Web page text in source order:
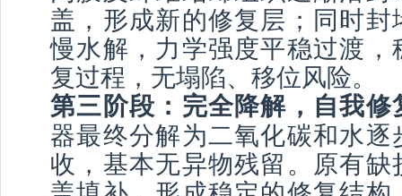
盖，形成新的修复层；同时
慢水解，力学强度平稳过渡
复过程，无塌陷、移位风险。
第三阶段：完全降解，自我修
器最终分解为二氧化碳和水
收，基本无异物残留。原有